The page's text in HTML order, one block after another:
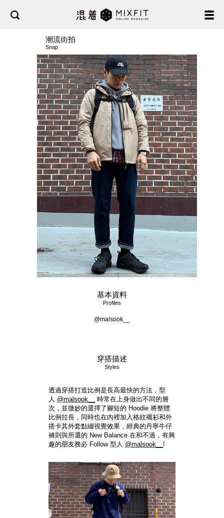
潮流街拍
Snap
基本資料
Profiles
@malsook__
穿搭描述
Styles
透過穿搭打造比例是長高最快的方法，型
人 @malsook__
時常在上身做出不同的層
次，並微妙的選擇了腳短的 Hoodie 將整體
比例拉長，同時也在內裡加入格紋襯衫和外
搭卡其外套點綴視覺效果，經典的丹寧牛仔
褲則與所選的 New Balance 在和不過，有興
趣的朋友務必 Follow 型人 @malsook__ !